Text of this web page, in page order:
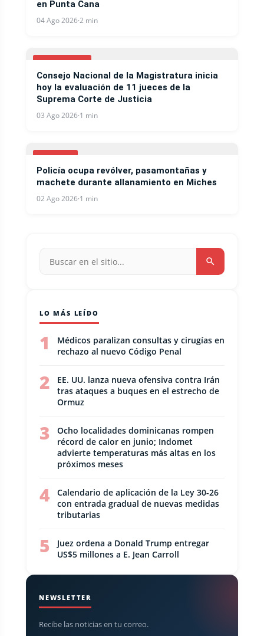
en Punta Cana
04 Ago 2026·2 min
NACIONALES
Consejo Nacional de la Magistratura inicia
hoy la evaluación de 11 jueces de la
Suprema Corte de Justicia
03 Ago 2026·1 min
LOCALES
Policía ocupa revólver, pasamontañas y
machete durante allanamiento en Miches
02 Ago 2026·1 min
LO MÁS LEÍDO
1
Médicos paralizan consultas y cirugías en
rechazo al nuevo Código Penal
2
EE. UU. lanza nueva ofensiva contra Irán
tras ataques a buques en el estrecho de
Ormuz
3
Ocho localidades dominicanas rompen
récord de calor en junio; Indomet
advierte temperaturas más altas en los
próximos meses
4
Calendario de aplicación de la Ley 30-26
con entrada gradual de nuevas medidas
tributarias
5
Juez ordena a Donald Trump entregar
US$5 millones a E. Jean Carroll
NEWSLETTER
Recibe las noticias en tu correo.